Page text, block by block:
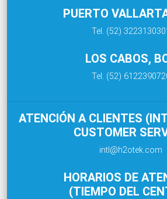
PUERTO
Tel. (52)
LOS CABOS,
Tel. (52)
ATENCIÓN A CLIENTES
CUSTOMER
intl@h2otek.com
HORARIOS DE
(TIEMPO DEL